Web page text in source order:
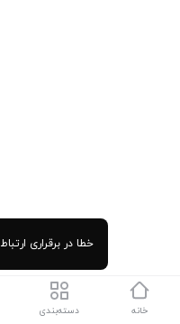
خانه دسته‌بندی
خطا در برقراری ارتباط